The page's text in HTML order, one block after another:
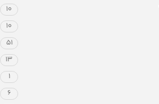
10
10
51
13
1
6